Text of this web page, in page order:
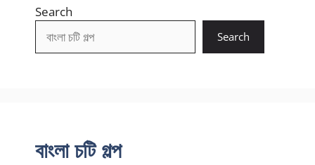
Search
Search
বাংলা চটি গল্প